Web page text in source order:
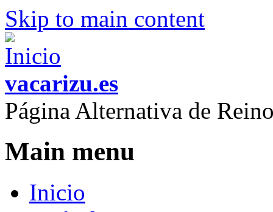
Skip to main content
vacarizu.es
Página Alternativa de
Main menu
Inicio